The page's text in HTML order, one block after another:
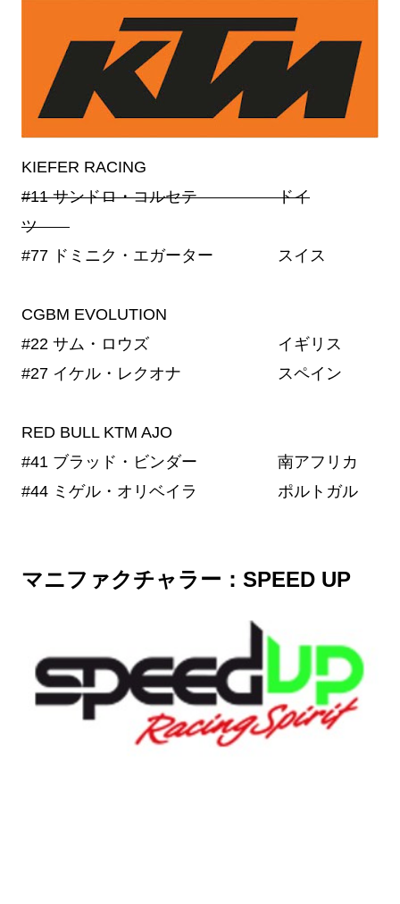
KIEFER RACING
#11 サンドロ・コルセテ ドイ
ツ
#77 ドミニク・エガーター スイス
CGBM EVOLUTION
#22 サム・ロウズ イギリス
#27 イケル・レクオナ スペイン
RED BULL KTM AJO
#41 ブラッド・ビンダー 南アフリカ
#44 ミゲル・オリベイラ ポルトガル
マニファクチャラー：SPEED UP